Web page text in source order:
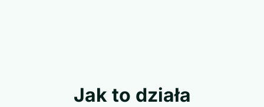
Jak to działa